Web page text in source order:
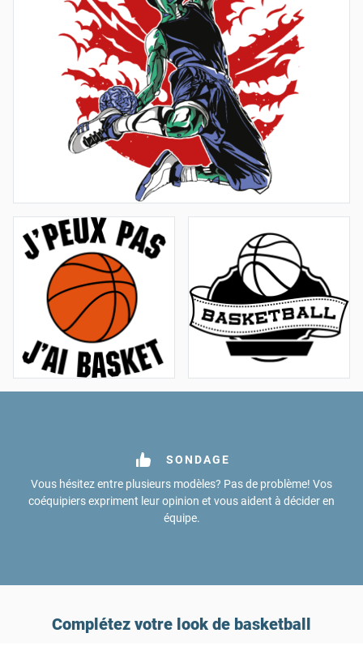
SONDAGE
Vous hésitez entre plusieurs modèles? Pas de problème! Vos
coéquipiers expriment leur opinion et vous aident à décider en
équipe.
Complétez votre look de basketball